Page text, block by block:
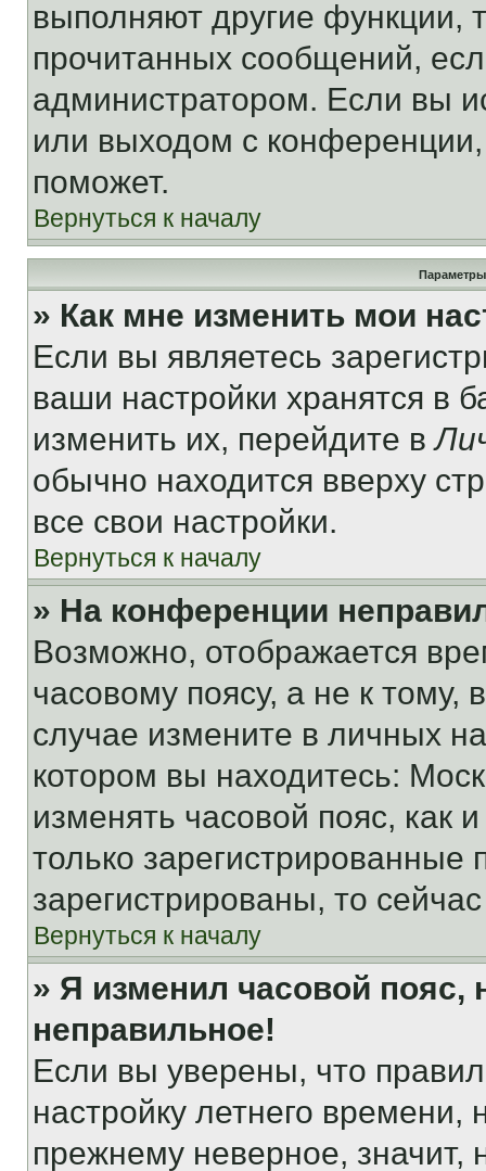
выполняют другие функции,
прочитанных сообщений,
администратором. Если вы
или выходом с
поможет.
Вернуться к началу
Параметры
» Как мне изменить мои
Если вы являетесь
ваши настройки хранятся в
изменить их, перейдите в
обычно находится вверху
все свои настройки.
Вернуться к началу
» На конференции
Возможно, отображается
часовому поясу, а не к тому,
случае измените в личных
котором вы находитесь:
изменять часовой пояс, как
только
зарегистрированы, то
Вернуться к началу
» Я изменил часовой пояс,
неправильное!
Если вы уверены, что
настройку летнего
прежнему неверное, значит,